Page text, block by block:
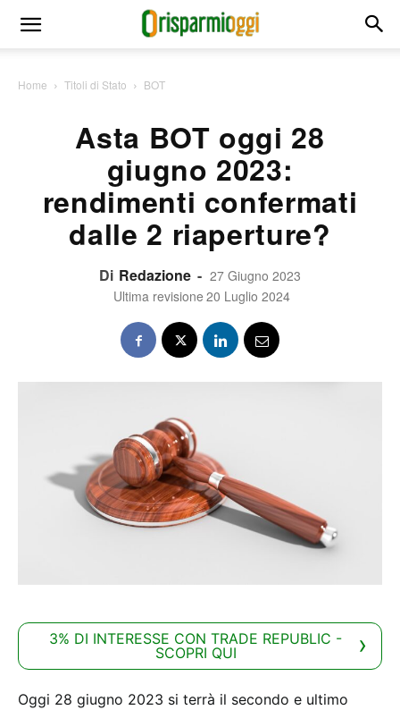
Home Titoli di Stato BOT
Asta BOT oggi 28
giugno 2023:
rendimenti confermati
dalle 2 riaperture?
Di Redazione - 27 Giugno 2023
Ultima revisione 20 Luglio 2024
3% DI INTERESSE CON TRADE REPUBLIC -
SCOPRI QUI
Oggi 28 giugno 2023 si terrà il secondo e ultimo